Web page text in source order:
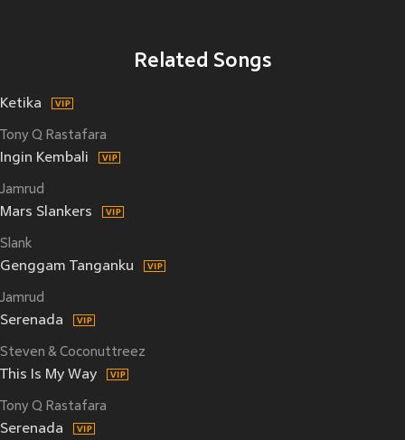
Related Songs
Ketika
Tony Q Rastafara
Ingin Kembali
Jamrud
Mars Slankers
Slank
Genggam Tanganku
Jamrud
Serenada
Steven & Coconuttreez
This Is My Way
Tony Q Rastafara
Serenada